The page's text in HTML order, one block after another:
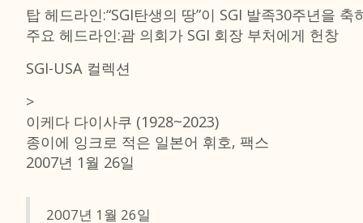
탑 헤드라인:“SGI탄생의 땅”이 SGI 발족30주년을 축
주요 헤드라인:괌 의회가 SGI 회장 부처에게 헌창
SGI-USA 컬렉션
>
이케다 다이사쿠 (1928~2023)
종이에 잉크로 적은 일본어 휘호, 팩스
2007년 1월 26일
2007년 1월 26일